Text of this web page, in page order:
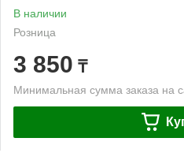
В наличии
Розница
3 850 ₸
Минимальная сумма заказа на